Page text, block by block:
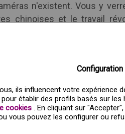
n'existent. Vous y
chinoises et le travail
ils influencent votre expérience
établir des profils basés sur
cookies. En cliquant sur
vous pouvez les configurer ou